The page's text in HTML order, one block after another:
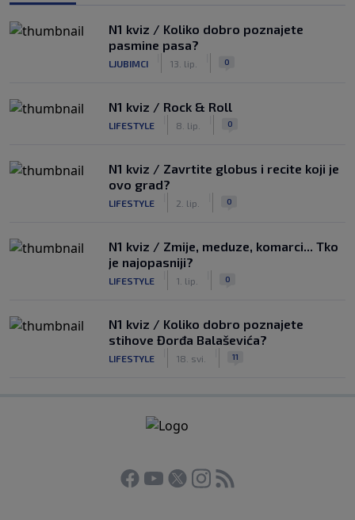
N1 kviz / Koliko dobro poznajete
pasmine pasa?
LJUBIMCI 13. lip. 0
N1 kviz / Rock & Roll
LIFESTYLE 8. lip. 0
N1 kviz / Zavrtite globus i recite koji je
ovo grad?
LIFESTYLE 2. lip. 0
N1 kviz / Zmije, meduze, komarci... Tko
je najopasniji?
LIFESTYLE 1. lip. 0
N1 kviz / Koliko dobro poznajete
stihove Đorđa Balaševića?
LIFESTYLE 18. svi. 11